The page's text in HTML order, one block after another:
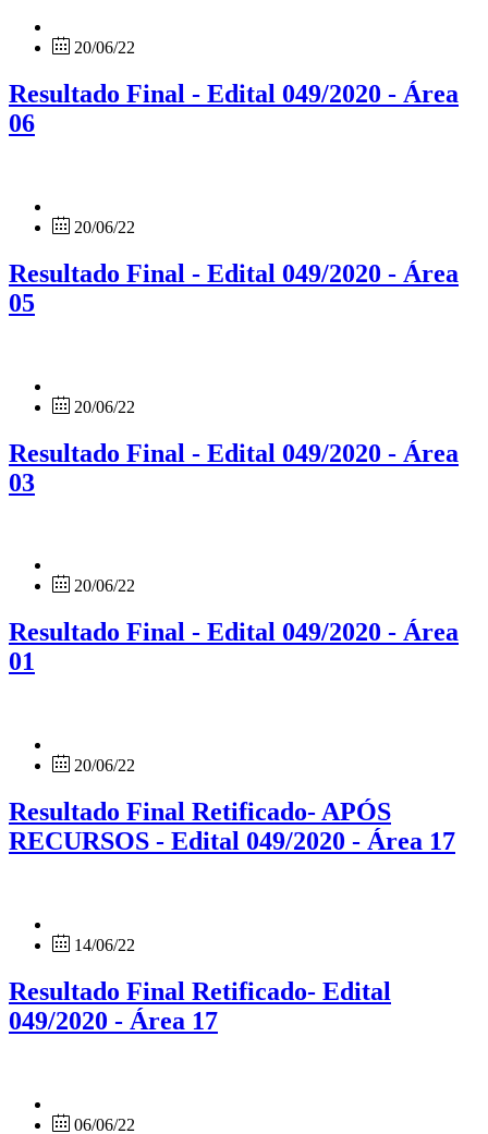
20/06/22
Resultado Final - Edital 049/2020 - Área
06
20/06/22
Resultado Final - Edital 049/2020 - Área
05
20/06/22
Resultado Final - Edital 049/2020 - Área
03
20/06/22
Resultado Final - Edital 049/2020 - Área
01
20/06/22
Resultado Final Retificado- APÓS
RECURSOS - Edital 049/2020 - Área 17
14/06/22
Resultado Final Retificado- Edital
049/2020 - Área 17
06/06/22